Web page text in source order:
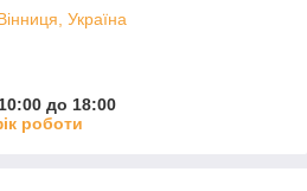
Україна
до 18:00
роботи